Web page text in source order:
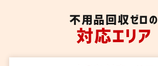
不用品回収ゼロの
対応エリア